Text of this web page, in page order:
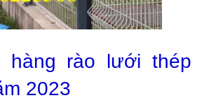
hàng rào lưới thép
2023